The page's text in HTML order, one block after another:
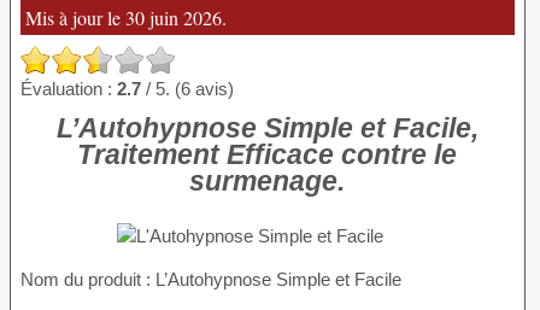
Mis à jour le 30 juin 2026.
Évaluation : 2.7 / 5. (6 avis)
L’Autohypnose Simple et Facile,
Traitement Efficace contre le
surmenage.
Nom du produit : L’Autohypnose Simple et Facile